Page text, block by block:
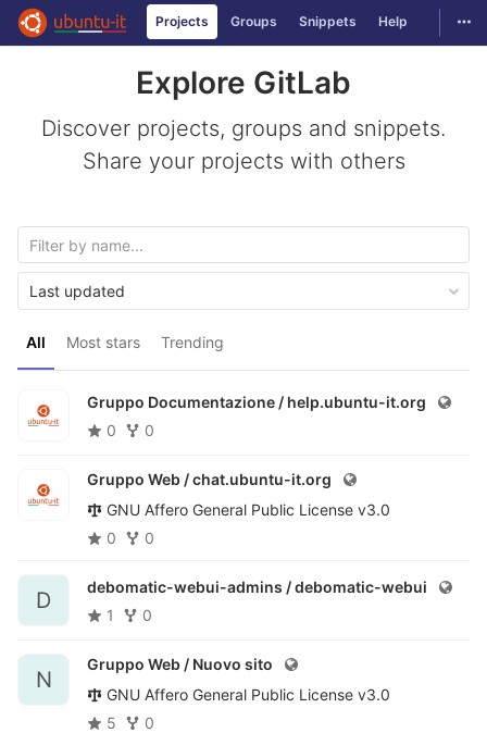
Skip to content
Projects Groups Snippets Help
Explore GitLab
Discover projects, groups and snippets.
Share your projects with others
All Most stars Trending
Last updated
Gruppo Documentazione / help.ubuntu-it.org
0
0
Gruppo Web /chat.ubuntu-it.org
GNU Affero General Public License v3.0
0
0
D
debomatic-webui-admins /debomatic-webui
1
0
N
Gruppo Web / Nuovo sito
GNU Affero General Public License v3.0
5
0